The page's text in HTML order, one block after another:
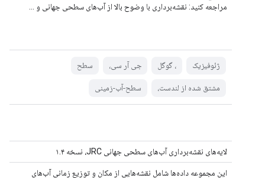
مراجعه کنید: نقشه‌برداری با وضوح بالا از آب‌های سطحی جهانی و ...
ژئوفیزیک ، گوگل جی آر سی، سطح
مشتق شده از لندست، سطح-آب-زمینی
لایه‌های نقشه‌برداری آب‌های سطحی جهانی JRC، نسخه ۱.۴
این مجموعه داده‌ها شامل نقشه‌هایی از مکان و توزیع زمانی آب‌های